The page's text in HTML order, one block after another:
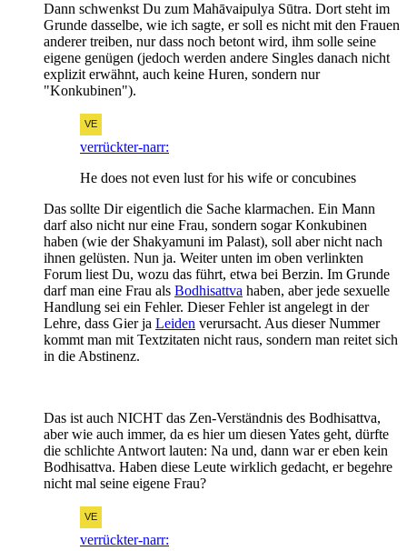
Dann schwenkst Du zum Mahāvaipulya Sūtra. Dort steht im
Grunde dasselbe, wie ich sagte, er soll es nicht mit den Frauen
anderer treiben, nur dass noch betont wird, ihm solle seine
eigene genügen (jedoch werden andere Singles danach nicht
explizit erwähnt, auch keine Huren, sondern nur
"Konkubinen").
verrückter-narr:
He does not even lust for his wife or concubines
Das sollte Dir eigentlich die Sache klarmachen. Ein Mann
darf also nicht nur eine Frau, sondern sogar Konkubinen
haben (wie der Shakyamuni im Palast), soll aber nicht nach
ihnen gelüsten. Nun ja. Weiter unten im oben verlinkten
Forum liest Du, wozu das führt, etwa bei Berzin. Im Grunde
darf man eine Frau als Bodhisattva haben, aber jede sexuelle
Handlung sei ein Fehler. Dieser Fehler ist angelegt in der
Lehre, dass Gier ja Leiden verursacht. Aus dieser Nummer
kommt man mit Textzitaten nicht raus, sondern man reitet sich
in die Abstinenz.
Das ist auch NICHT das Zen-Verständnis des Bodhisattva,
aber wie auch immer, da es hier um diesen Yates geht, dürfte
die schlichte Antwort lauten: Na und, dann war er eben kein
Bodhisattva. Haben diese Leute wirklich gedacht, er begehre
nicht mal seine eigene Frau?
verrückter-narr: